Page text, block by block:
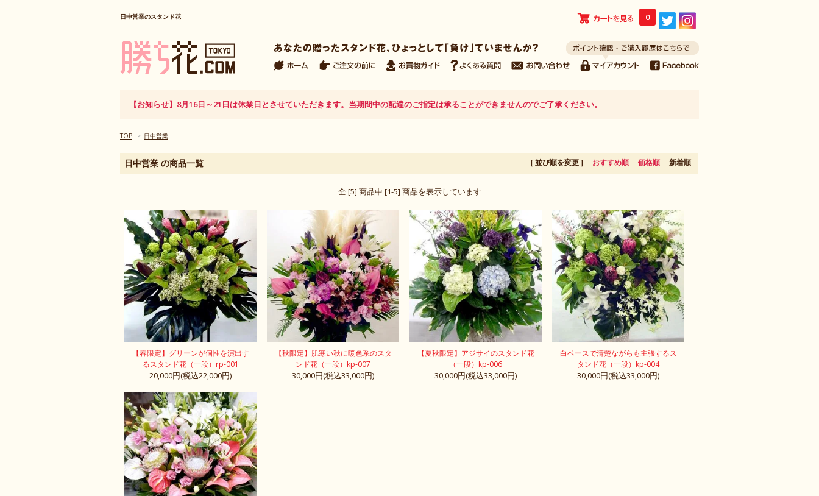
日中営業のスタンド花 0
【お知らせ】8月16日～21日は休業日とさせていただきます。当期間中の配達のご指定は承ることができませんのでご了承ください。
TOP > 日中営業
日中営業 の商品一覧 [ 並び順を変更 ] - おすすめ順 -価格順 -新着順
全 [5] 商品中 [1-5] 商品を表示しています
【春限定】グリーンが個性を演出す
るスタンド花（一段）rp-001
20,000円(税込22,000円)
【秋限定】肌寒い秋に暖色系のスタ
ンド花（一段）kp-007
30,000円(税込33,000円)
【夏秋限定】アジサイのスタンド花
（一段）kp-006
30,000円(税込33,000円)
白ベースで清楚ながらも主張するス
タンド花（一段）kp-004
30,000円(税込33,000円)